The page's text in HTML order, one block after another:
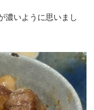
濃いように思いまし